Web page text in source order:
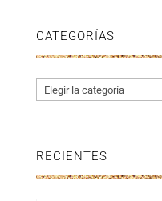
CATEGORÍAS
Categorías
RECIENTES